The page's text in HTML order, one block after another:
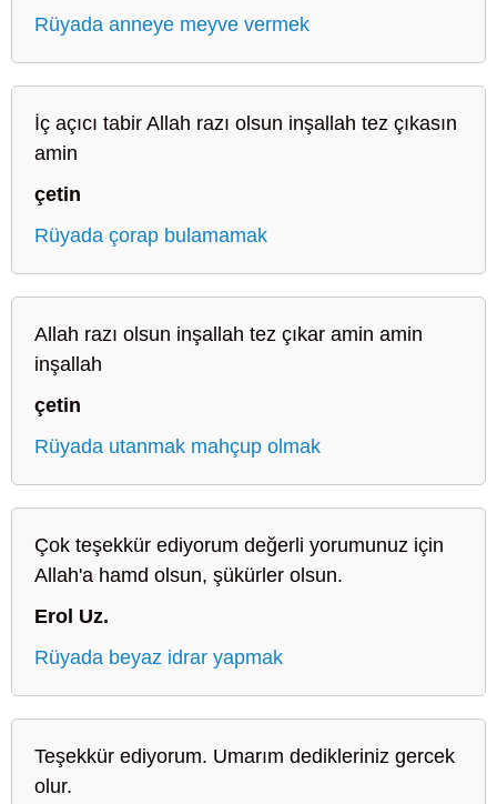
Rüyada anneye meyve vermek
İç açıcı tabir Allah razı olsun inşallah tez çıkasın
amin
çetin
Rüyada çorap bulamamak
Allah razı olsun inşallah tez çıkar amin amin
inşallah
çetin
Rüyada utanmak mahçup olmak
Çok teşekkür ediyorum değerli yorumunuz için
Allah'a hamd olsun, şükürler olsun.
Erol Uz.
Rüyada beyaz idrar yapmak
Teşekkür ediyorum. Umarım dedikleriniz gercek
olur.